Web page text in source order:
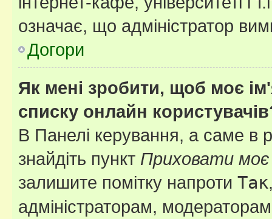
означає, що адміністратор
Догори
Як мені зробити, щоб моє
списку онлайн
В Панелі керування, а саме в
знайдіть пункт Приховати моє
залишите помітку напроти Так
адміністраторам,